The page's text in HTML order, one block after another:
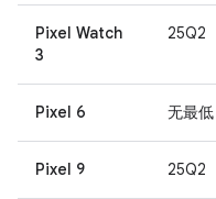
Pixel Watch
3
25Q2
Pixel 6 无最
Pixel 9 25Q2